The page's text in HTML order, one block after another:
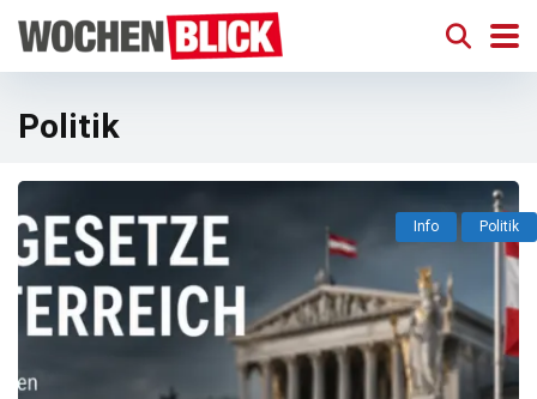
Politik
Info Politik